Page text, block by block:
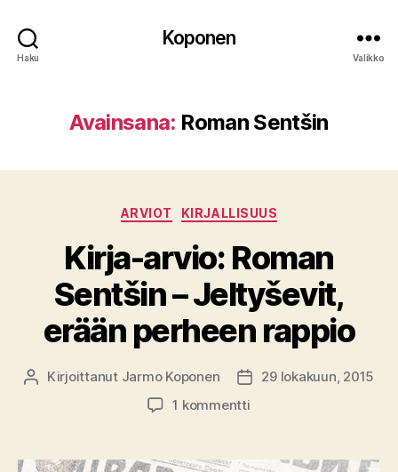
Haku
Koponen
Valikko
Avainsana: Roman Sentšin
Kategoriat
ARVIOT KIRJALLISUUS
Kirja-arvio: Roman
Sentšin – Jeltyševit,
erään perheen rappio
Kirjoittaja
Kirjoittanut Jarmo Koponen Julkaisupäivämäärä
29 lokakuun, 2015
1 kommenttiartikkeliin
Roman